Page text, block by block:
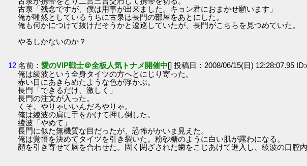
古泉「残念ですが、僕は用事が出来ました。キョン君におまかせ願います」
俺が唖然としているうちに古泉は長門の部屋をあとにした。
俺も何かにつけて抜けだそうかと逡巡していたが、長門がこちらを見つめていた。
やるしかないのか？
12 名前：愛のVIP戦士＠全板人気トナメ開催中[] 投稿日：2008/06/15(日) 12:28:07.95
俺は綾波という全身タイツの方へとにじり寄った。
赤い目にあきらめたような色が浮かぶ。
長門「できるだけ、激しく」
長門の注文が入った。
くそ。やりゃいいんだろやりゃ。
俺は綾波の肩に手をかけて押し倒した。
綾波「やめて」
長門に似た無機質な目だったが、恐怖がかいま見えた。
俺は覚悟を決めてタイツを引き裂いた。粉砂糖のように白い肌が露わになる。
顔を引き寄せて唇を合わせた。固く閉ざされた歯をこじあけて進入し、綾波の口腔